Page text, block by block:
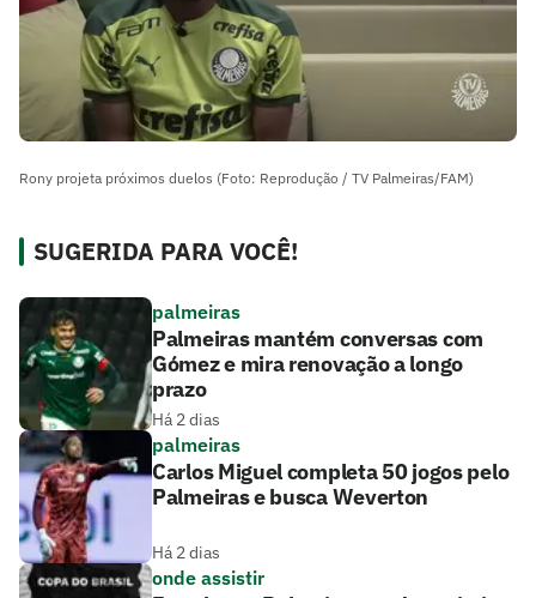
Rony projeta próximos duelos (Foto: Reprodução / TV Palmeiras/FAM)
SUGERIDA PARA VOCÊ!
palmeiras
Palmeiras mantém conversas com
Gómez e mira renovação a longo
prazo
Há 2 dias
palmeiras
Carlos Miguel completa 50 jogos pelo
Palmeiras e busca Weverton
Há 2 dias
onde assistir